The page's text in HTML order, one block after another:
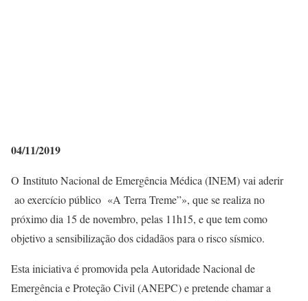
04/11/2019
O Instituto Nacional de Emergência Médica (INEM) vai aderir
ao exercício público «A Terra Treme”», que se realiza no
próximo dia 15 de novembro, pelas 11h15, e que tem como
objetivo a sensibilização dos cidadãos para o risco sísmico.
Esta iniciativa é promovida pela Autoridade Nacional de
Emergência e Proteção Civil (ANEPC) e pretende chamar a